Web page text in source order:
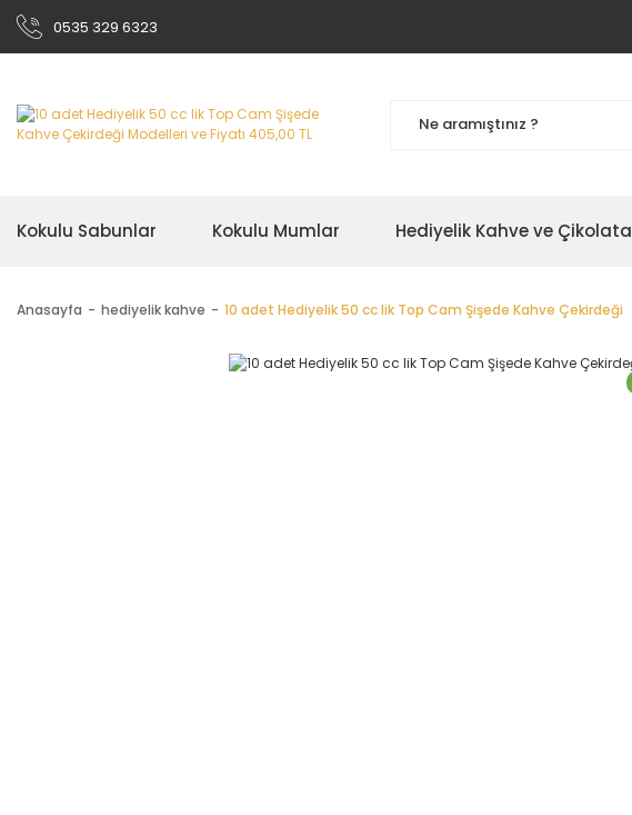
0535 329 6323
Kokulu Sabunlar Kokulu Mumlar Hediyelik Kahve ve Çikolata
Anasayfa hediyelik kahve 10 adet Hediyelik 50 cc lik Top Cam Şişede Kahve Çekirdeği